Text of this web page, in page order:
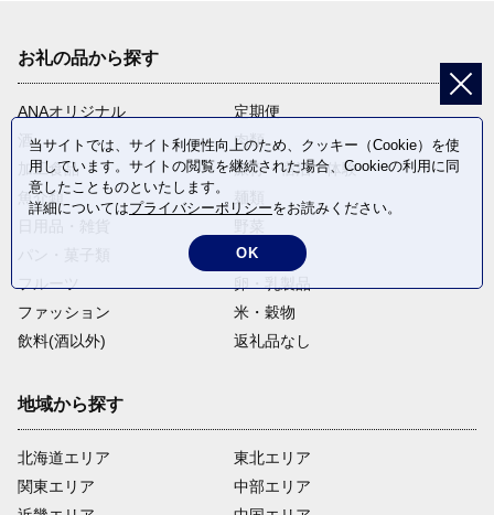
お礼の品から探す
ANAオリジナル
定期便
酒
肉類
加工食品
旅行・宿泊・体験
魚介類
麺類
電化製品
フルーツ
卵・乳製品
ファッション
米・穀物
飲料(酒以外)
返礼品なし
地域から探す
北海道エリア
関東エリア
東北エリア
中部エリア
当サイトでは、サイト利便性向上のため、クッキー（Cookie）を使
用しています。サイトの閲覧を継続された場合、Cookieの利用に同
意したことものといたします。
詳細についてはプライバシーポリシーをお読みください。
OK